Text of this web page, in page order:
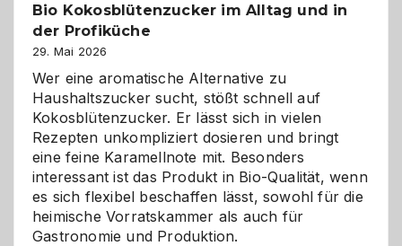
Gefahr
für
Hunde
im
eigenen
Zuhause
Bio Kokosblütenzucker im Alltag und in
der Profiküche
29. Mai 2026
Wer eine aromatische Alternative zu
Haushaltszucker sucht, stößt schnell auf
Kokosblütenzucker. Er lässt sich in vielen
Rezepten unkompliziert dosieren und bringt
eine feine Karamellnote mit. Besonders
interessant ist das Produkt in Bio-Qualität, wenn
es sich flexibel beschaffen lässt, sowohl für die
heimische Vorratskammer als auch für
Gastronomie und Produktion.